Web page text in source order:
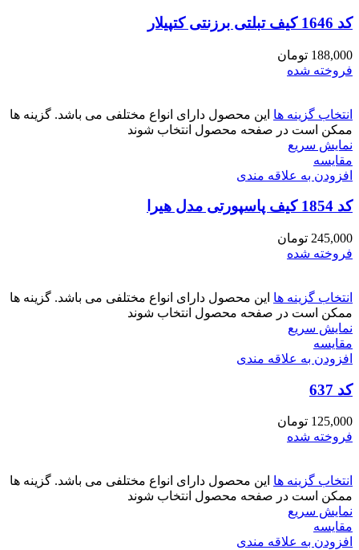
کد 1646 کیف تبلتی برزنتی کتپیلار
188,000 تومان
فروخته شده
انتخاب گزینه ها این محصول دارای انواع مختلفی می باشد. گزینه ها
ممکن است در صفحه محصول انتخاب شوند
نمایش سریع
مقايسه
افزودن به علاقه مندی
کد 1854 کیف پاسپورتی مدل هیرا
245,000 تومان
فروخته شده
انتخاب گزینه ها این محصول دارای انواع مختلفی می باشد. گزینه ها
ممکن است در صفحه محصول انتخاب شوند
نمایش سریع
مقايسه
افزودن به علاقه مندی
کد 637
125,000 تومان
فروخته شده
انتخاب گزینه ها این محصول دارای انواع مختلفی می باشد. گزینه ها
ممکن است در صفحه محصول انتخاب شوند
نمایش سریع
مقايسه
افزودن به علاقه مندی